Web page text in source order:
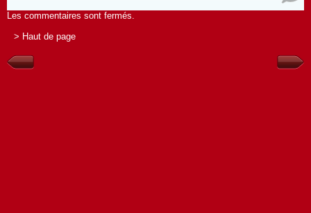
Les commentaires sont fermés.
> Haut de page